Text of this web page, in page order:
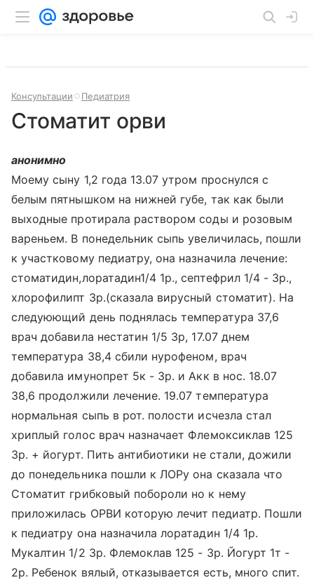
Консультации Педиатрия
Стоматит орви
анонимно
Моему сыну 1,2 года 13.07 утром проснулся с
белым пятнышком на нижней губе, так как были
выходные протирала раствором соды и розовым
вареньем. В понедельник сыпь увеличилась, пошли
к участковому педиатру, она назначила лечение:
стоматидин,лоратадин1/4 1р., септефрил 1/4 - 3р.,
хлорофилипт 3р.(сказала вирусный стоматит). На
следуюющий день поднялась температура 37,6
врач добавила нестатин 1/5 3р, 17.07 днем
температура 38,4 сбили нурофеном, врач
добавила имунопрет 5к - 3р. и Акк в нос. 18.07
38,6 продолжили лечение. 19.07 температура
нормальная сыпь в рот. полости исчезла стал
хриплый голос врач назначает Флемоксиклав 125
3р. + йогурт. Пить антибиотики не стали, дожили
до понедельника пошли к ЛОРу она сказала что
Стоматит грибковый побороли но к нему
приложилась ОРВИ которую лечит педиатр. Пошли
к педиатру она назначила лоратадин 1/4 1р.
Мукалтин 1/2 3р. Флемоклав 125 - 3р. Йогурт 1т -
2р. Ребенок вялый, отказывается есть, много спит.